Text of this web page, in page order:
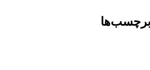
برچسب‌ها